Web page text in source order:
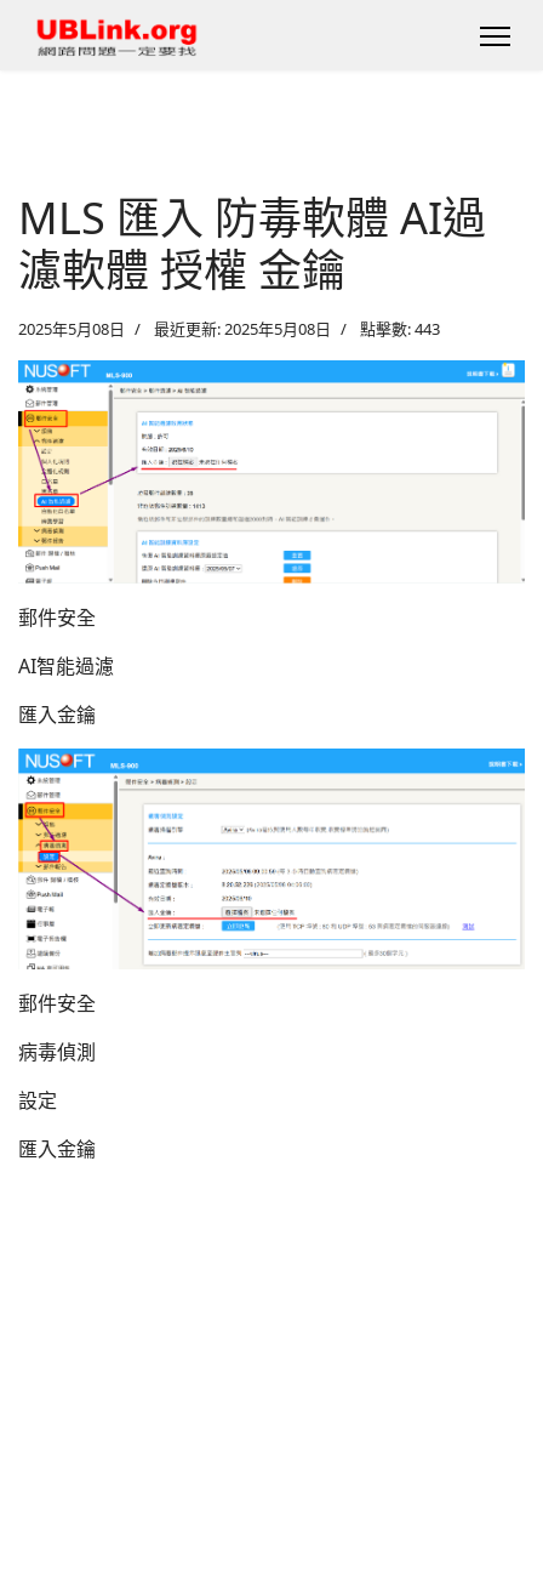
MLS 匯入 防毒軟體 AI過
濾軟體 授權 金鑰
2025年5月08日 最近更新: 2025年5月08日 點擊數: 443
郵件安全
AI智能過濾
匯入金鑰
郵件安全
病毒偵測
設定
匯入金鑰